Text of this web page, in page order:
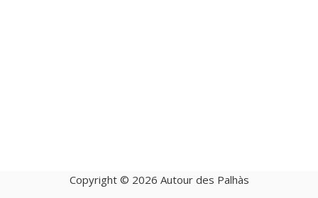
Copyright © 2026 Autour des Palhàs